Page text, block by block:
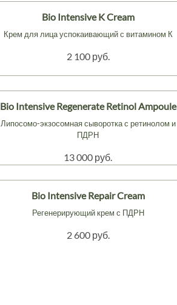
Bio Intensive K Cream
Крем для лица успокаивающий с витамином К
2 100 руб.
Bio Intensive Regenerate Retinol Ampoule
Липосомо-экзосомная сыворотка с ретинолом и
ПДРН
13 000 руб.
Bio Intensive Repair Cream
Регенерирующий крем с ПДРН
2 600 руб.